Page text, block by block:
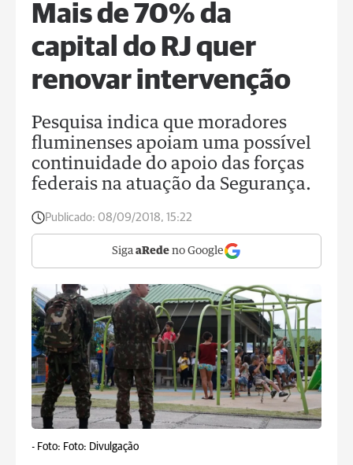
Mais de 70% da
capital do RJ quer
renovar intervenção
Pesquisa indica que moradores
fluminenses apoiam uma possível
continuidade do apoio das forças
federais na atuação da Segurança.
Publicado: 08/09/2018, 15:22
Siga aRede no Google
- Foto: Foto: Divulgação